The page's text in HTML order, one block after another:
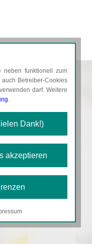
KARRIERE
neben funktionell zum
Betreiber-Cookies
darf. Weitere
.
Dank!)
akzeptieren